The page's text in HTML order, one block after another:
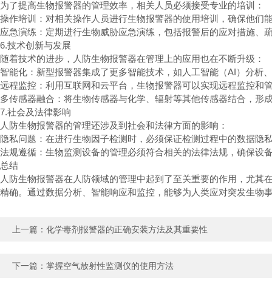
为了提高生物报警器的管理效率，相关人员必须接受专业的培训：
操作培训：对相关操作人员进行生物报警器的使用培训，确保他
应急演练：定期进行生物威胁应急演练，包括报警后的应对措施、
6.技术创新与发展
随着技术的进步，人防生物报警器在管理上的应用也在不断升级：
智能化：新型报警器集成了更多智能技术，如人工智能（AI）分
远程监控：利用互联网和云平台，生物报警器可以实现远程监控
多传感器融合：将生物传感器与化学、辐射等其他传感器结合，
7.社会及法律影响
人防生物报警器的管理还涉及到社会和法律方面的影响：
隐私问题：在进行生物因子检测时，必须保证检测过程中的数据隐
法规遵循：生物监测设备的管理必须符合相关的法律法规，确保
总结
人防生物报警器在人防领域的管理中起到了至关重要的作用，尤
精确。通过数据分析、智能响应和监控，能够为人类应对突发生物
上一篇： 化学毒剂报警器的正确安装方法及其重要性
下一篇： 掌握空气放射性监测仪的使用方法